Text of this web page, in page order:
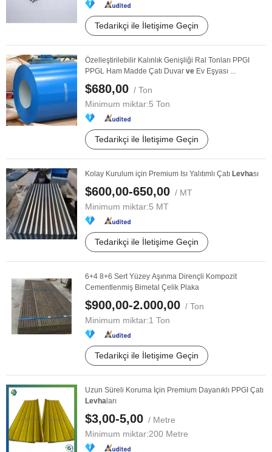
Tedarikçi ile İletişime Geçin
Özelleştirilebilir Kalınlık Genişliği Ral Tonları PPGI
PPGL Ham Madde Çatı Duvar ve Ev Eşyası ...
$680,00 / Ton
Minimum miktar:5 Ton
Tedarikçi ile İletişime Geçin
Kolay Kurulum için Premium Isı Yalıtımlı Çatı Levhası
$600,00-650,00 / MT
Minimum miktar:5 MT
Tedarikçi ile İletişime Geçin
6+4 8+6 Sert Yüzey Aşınma Dirençli Kompozit
Cementlenmiş Bimetal Çelik Plaka
$900,00-2.000,00 / Ton
Minimum miktar:1 Ton
Tedarikçi ile İletişime Geçin
Uzun Süreli Koruma İçin Premium Dayanıklı PPGI Çatı
Levha ları
$3,00-5,00 / Metre
Minimum miktar:200 Metre